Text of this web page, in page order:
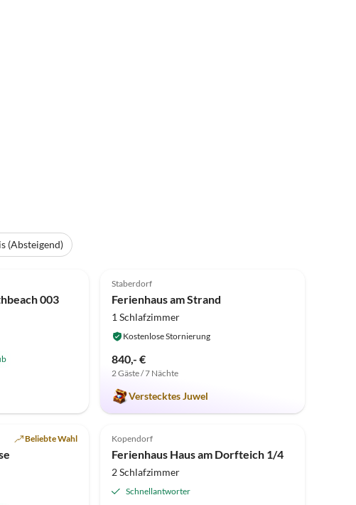
(Absteigend)
Top-Inserat
003
Staberdorf
Ferienhaus am Strand
1 Schlafzimmer
Kostenlose Stornierung
840,- €
2 Gäste / 7 Nächte
Verstecktes Juwel
Top-Inserat
Beliebte Wahl Familienparadies
Top-Inserat
Kopendorf
Ferienhaus Haus am Dorfteich 1/4
2 Schlafzimmer
Schnellantworter